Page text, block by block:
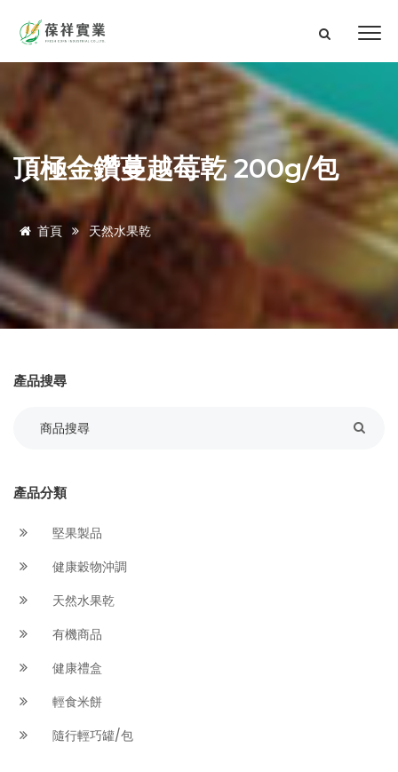
頂極金鑽蔓越莓乾 200g/包
首頁 天然水果乾
產品搜尋
產品分類
堅果製品
健康穀物沖調
天然水果乾
有機商品
健康禮盒
輕食米餅
隨行輕巧罐/包